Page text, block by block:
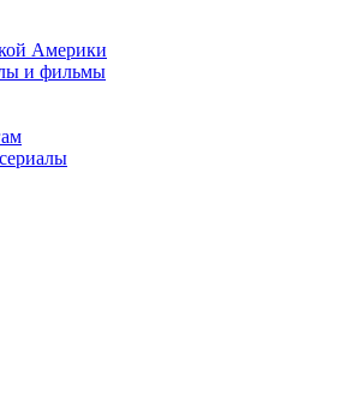
Америки
и фильмы